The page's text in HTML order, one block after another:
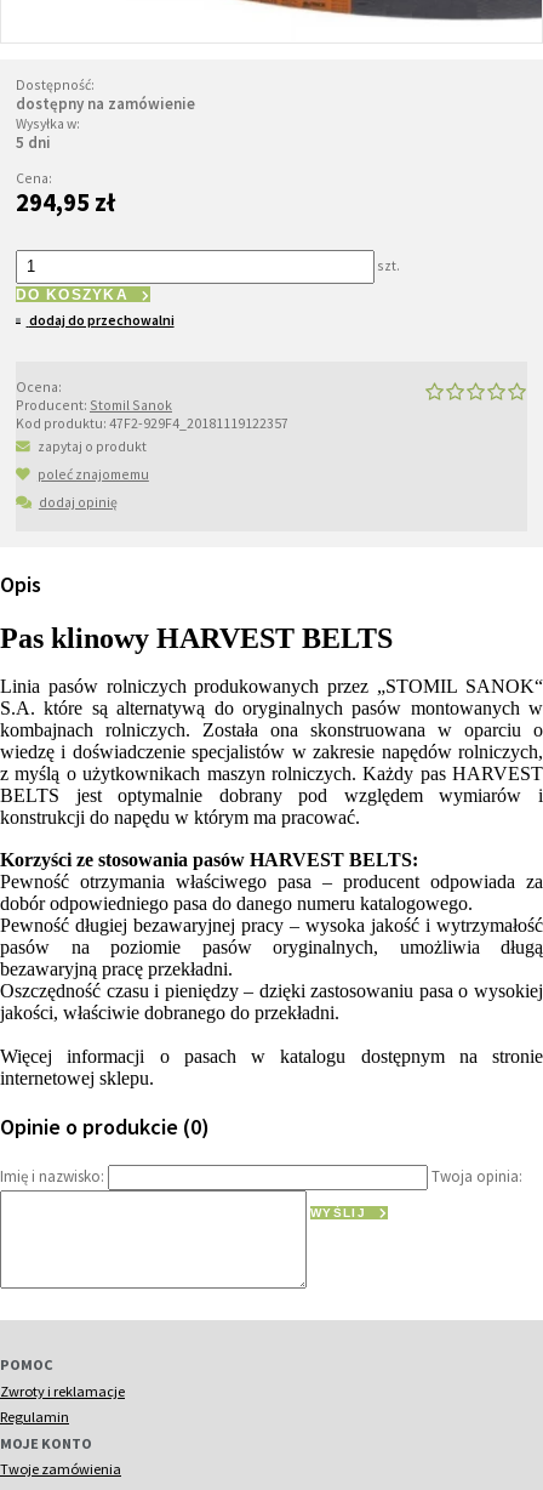
Dostępność:
dostępny na zamówienie
Wysyłka w:
5 dni
Cena:
294,95 zł
szt.
DO KOSZYKA
dodaj do przechowalni
Ocena:
Producent: Stomil Sanok
Kod produktu: 47F2-929F4_20181119122357
zapytaj o produkt
poleć znajomemu
dodaj opinię
Opis
Pas klinowy HARVEST BELTS
Linia pasów rolniczych produkowanych przez „STOMIL SANOK“
S.A. które są alternatywą do oryginalnych pasów montowanych w
kombajnach rolniczych. Została ona skonstruowana w oparciu o
wiedzę i doświadczenie specjalistów w zakresie napędów rolniczych,
z myślą o użytkownikach maszyn rolniczych. Każdy pas HARVEST
BELTS jest optymalnie dobrany pod względem wymiarów i
konstrukcji do napędu w którym ma pracować.
Korzyści ze stosowania pasów HARVEST BELTS:
Pewność otrzymania właściwego pasa – producent odpowiada za
dobór odpowiedniego pasa do danego numeru katalogowego.
Pewność długiej bezawaryjnej pracy – wysoka jakość i wytrzymałość
pasów na poziomie pasów oryginalnych, umożliwia długą
bezawaryjną pracę przekładni.
Oszczędność czasu i pieniędzy – dzięki zastosowaniu pasa o wysokiej
jakości, właściwie dobranego do przekładni.
Więcej informacji o pasach w katalogu dostępnym na stronie
internetowej sklepu.
Opinie o produkcie (0)
Imię i nazwisko: Twoja opinia:
WYŚLIJ
POMOC
Zwroty i reklamacje
Regulamin
MOJE KONTO
Twoje zamówienia